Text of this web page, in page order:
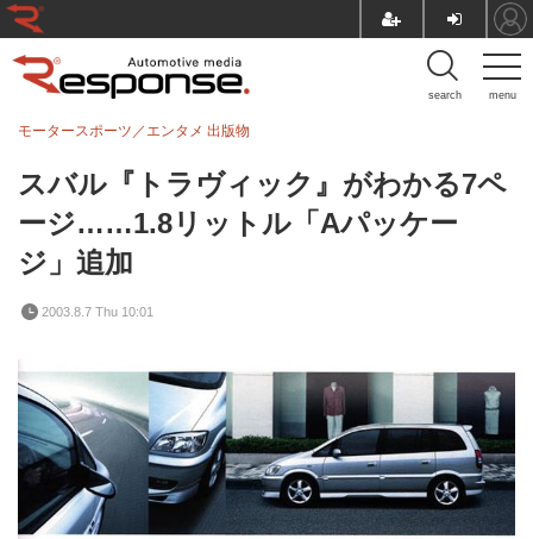
menu
search
スバル『トラヴィック』がわかる7ペ
ージ……1.8リットル「Aパッケー
ジ」追加
モータースポーツ／エンタメ 出版物
2003.8.7 Thu 10:01